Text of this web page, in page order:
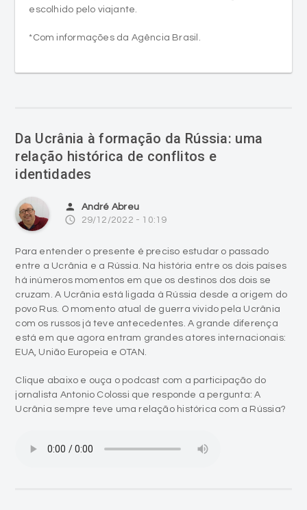
escolhido pelo viajante.
*Com informações da Agência Brasil.
Da Ucrânia à formação da Rússia: uma
relação histórica de conflitos e
identidades
person André Abreu
access_time 29/12/2022 - 10:19
Para entender o presente é preciso estudar o passado
entre a Ucrânia e a Rússia. Na história entre os dois países
há inúmeros momentos em que os destinos dos dois se
cruzam. A Ucrânia está ligada à Rússia desde a origem do
povo Rus. O momento atual de guerra vivido pela Ucrânia
com os russos já teve antecedentes. A grande diferença
está em que agora entram grandes atores internacionais:
EUA, União Europeia e OTAN.
Clique abaixo e ouça o podcast com a participação do
jornalista Antonio Colossi que responde a pergunta: A
Ucrânia sempre teve uma relação histórica com a Rússia?